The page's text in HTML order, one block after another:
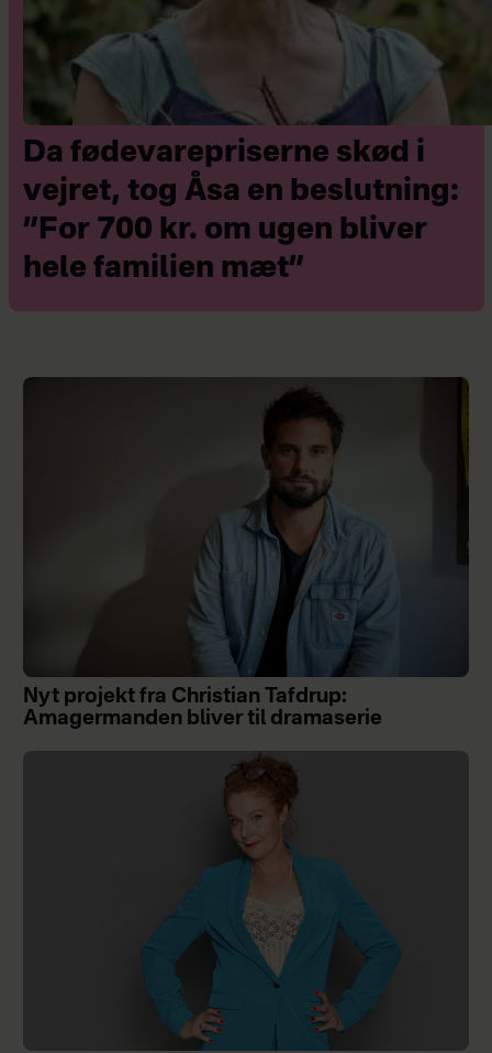
Da fødevarepriserne skød i
vejret, tog Åsa en beslutning:
”For 700 kr. om ugen bliver
hele familien mæt”
Nyt projekt fra Christian Tafdrup:
Amagermanden bliver til dramaserie